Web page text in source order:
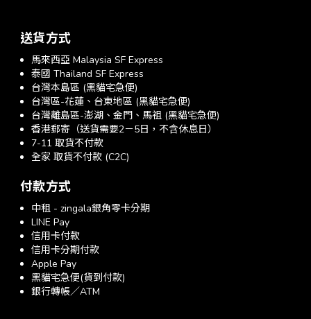
送貨方式
馬來西亞 Malaysia SF Express
泰國 Thailand SF Express
台灣本島區 (黑貓宅急便)
台灣區-花蓮、台東地區 (黑貓宅急便)
台灣離島區-澎湖、金門、馬祖 (黑貓宅急便)
香港郵寄（送貨需要2－5日，不含休息日）
7-11 取貨不付款
全家 取貨不付款 (C2C)
付款方式
中租 - zingala銀角零卡分期
LINE Pay
信用卡付款
信用卡分期付款
Apple Pay
黑貓宅急便(貨到付款)
銀行轉帳／ATM